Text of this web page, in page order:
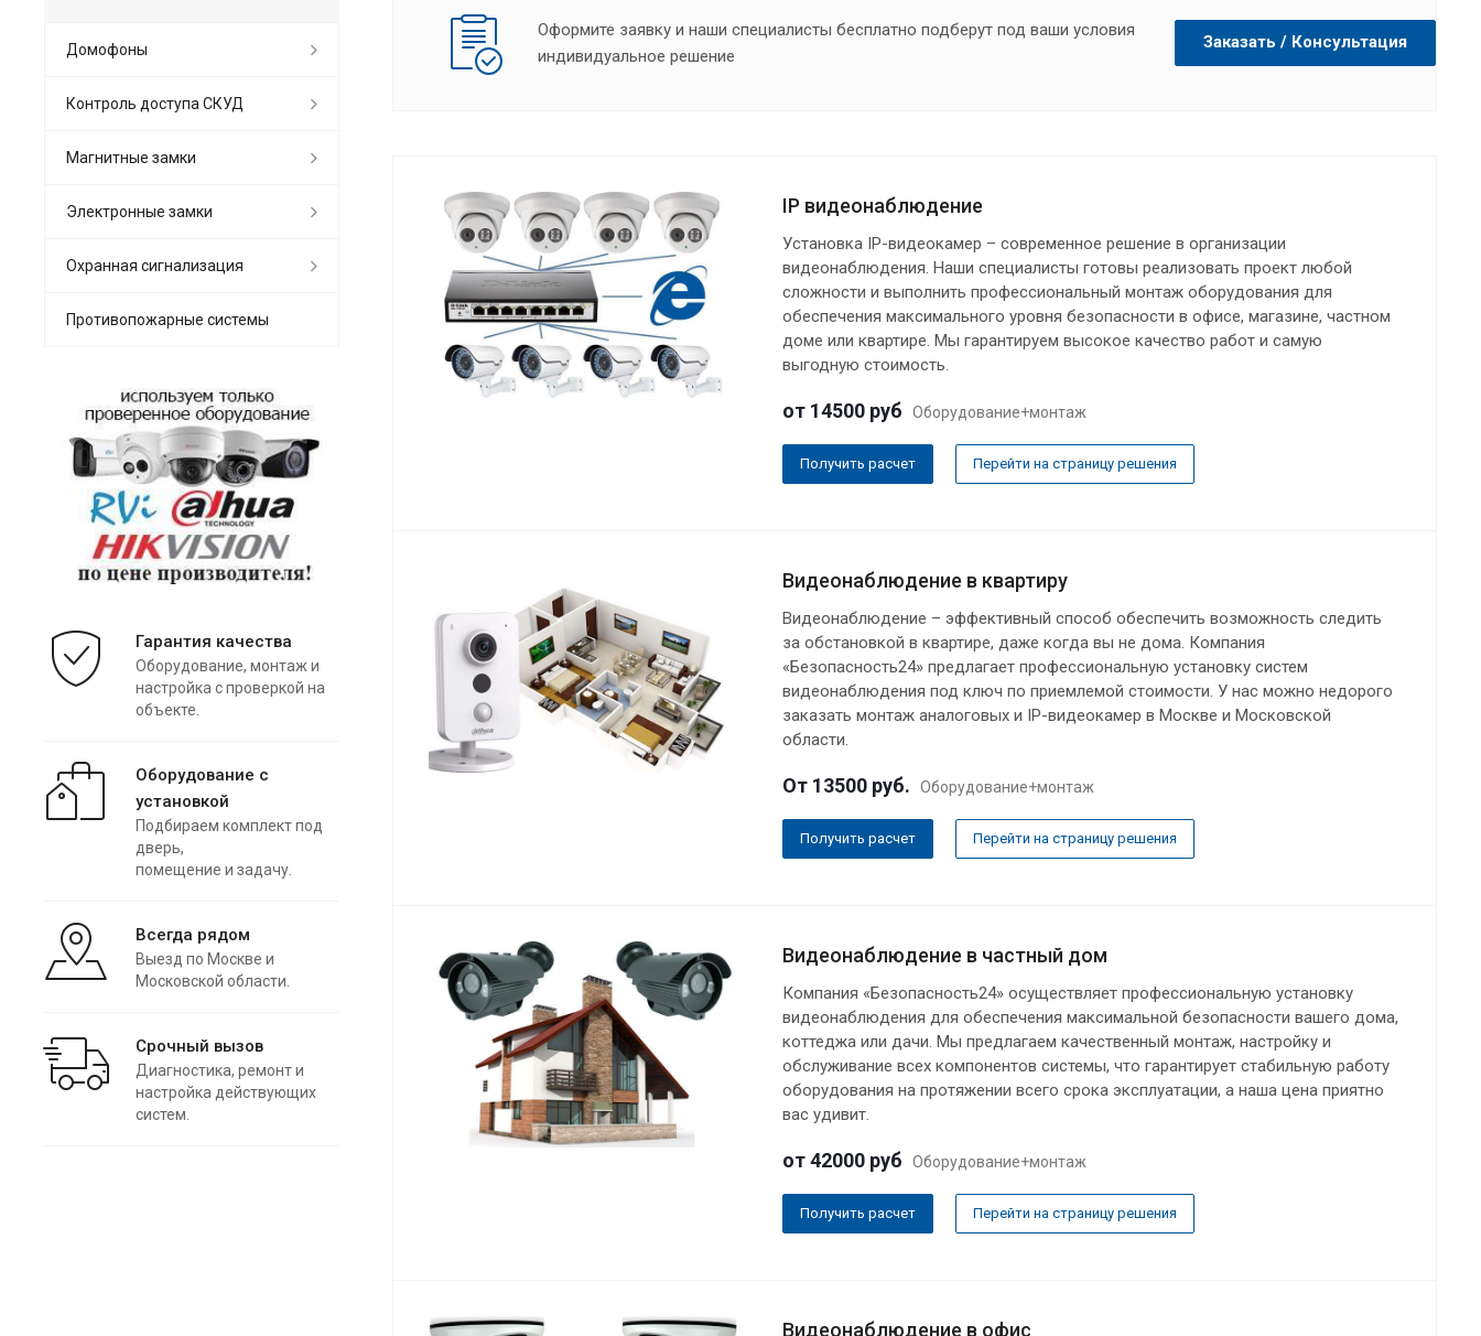
Оформите заявку и наши специалисты бесплатно подберут под ваши условия
индивидуальное решение
Заказать / Консультация
IP видеонаблюдение
Установка IP-видеокамер – современное решение в организации
видеонаблюдения. Наши специалисты готовы реализовать проект любой
сложности и выполнить профессиональный монтаж оборудования для
обеспечения максимального уровня безопасности в офисе, магазине, частном
доме или квартире. Мы гарантируем высокое качество работ и самую
выгодную стоимость.
от 14500 руб Оборудование+монтаж
Получить расчет Перейти на страницу решения
Видеонаблюдение в квартиру
Видеонаблюдение – эффективный способ обеспечить возможность следить
за обстановкой в квартире, даже когда вы не дома. Компания
«Безопасность24» предлагает профессиональную установку систем
видеонаблюдения под ключ по приемлемой стоимости. У нас можно недорого
заказать монтаж аналоговых и IP-видеокамер в Москве и Московской
области.
От 13500 руб. Оборудование+монтаж
Получить расчет Перейти на страницу решения
Видеонаблюдение в частный дом
Компания «Безопасность24» осуществляет профессиональную установку
видеонаблюдения для обеспечения максимальной безопасности вашего дома,
коттеджа или дачи. Мы предлагаем качественный монтаж, настройку и
обслуживание всех компонентов системы, что гарантирует стабильную работу
оборудования на протяжении всего срока эксплуатации, а наша цена приятно
вас удивит.
от 42000 руб Оборудование+монтаж
Получить расчет Перейти на страницу решения
Видеонаблюдение в офис
Домофоны
Контроль доступа СКУД
Магнитные замки
Электронные замки
Охранная сигнализация
Противопожарные системы
Гарантия качества
Оборудование, монтаж и
настройка с проверкой на
объекте.
Оборудование с
установкой
Подбираем комплект под
дверь,
помещение и задачу.
Всегда рядом
Выезд по Москве и
Московской области.
Срочный вызов
Диагностика, ремонт и
настройка действующих
систем.